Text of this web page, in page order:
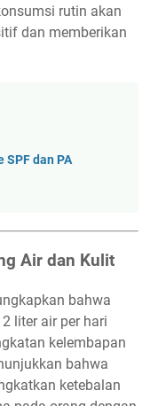
rutin akan
dan memberikan
dan PA
Air dan Kulit
bahwa
liter air per hari
kelembapan
bahwa
ketebalan